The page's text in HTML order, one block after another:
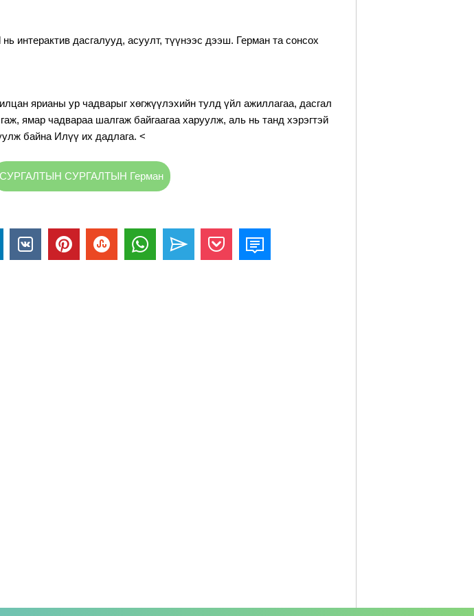
интерактив дасгалууд, асуулт, түүнээс дээш. Герман та сонсох
ярианы ур чадварыг хөгжүүлэхийн тулд үйл ажиллагаа, дасгал
ямар чадвараа шалгаж байгаагаа харуулж, аль нь танд хэрэгтэй
байна Илүү их дадлага. <
СУРГАЛТЫН СУРГАЛТЫН Герман